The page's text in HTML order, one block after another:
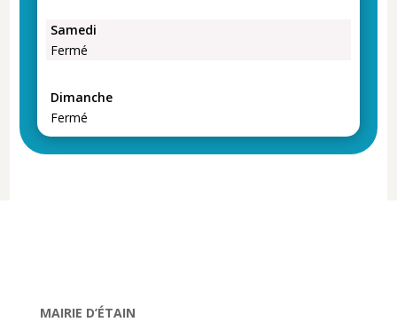
Samedi
Fermé
Dimanche
Fermé
MAIRIE D’ÉTAIN